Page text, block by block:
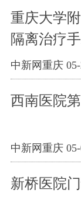
重庆大学
隔离治疗
中新网重庆
西南医院
中新网重庆
新桥医院